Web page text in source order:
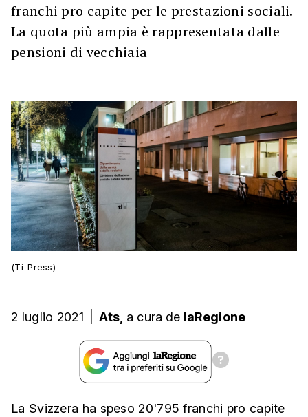
franchi pro capite per le prestazioni sociali.
La quota più ampia è rappresentata dalle
pensioni di vecchiaia
(Ti-Press)
2 luglio 2021 Ats, a cura de laRegione
La Svizzera ha speso 20'795 franchi pro capite